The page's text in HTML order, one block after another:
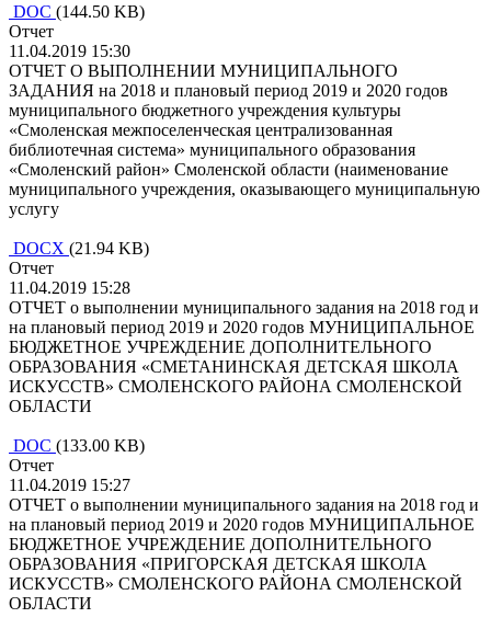
DOC (144.50 KB)
Отчет
11.04.2019 15:30
ОТЧЕТ О ВЫПОЛНЕНИИ МУНИЦИПАЛЬНОГО
ЗАДАНИЯ на 2018 и плановый период 2019 и 2020 годов
муниципального бюджетного учреждения культуры
«Смоленская межпоселенческая централизованная
библиотечная система» муниципального образования
«Смоленский район» Смоленской области (наименование
муниципального учреждения, оказывающего муниципальную
услугу
DOCX (21.94 KB)
Отчет
11.04.2019 15:28
ОТЧЕТ о выполнении муниципального задания на 2018 год и
на плановый период 2019 и 2020 годов МУНИЦИПАЛЬНОЕ
БЮДЖЕТНОЕ УЧРЕЖДЕНИЕ ДОПОЛНИТЕЛЬНОГО
ОБРАЗОВАНИЯ «СМЕТАНИНСКАЯ ДЕТСКАЯ ШКОЛА
ИСКУССТВ» СМОЛЕНСКОГО РАЙОНА СМОЛЕНСКОЙ
ОБЛАСТИ
DOC (133.00 KB)
Отчет
11.04.2019 15:27
ОТЧЕТ о выполнении муниципального задания на 2018 год и
на плановый период 2019 и 2020 годов МУНИЦИПАЛЬНОЕ
БЮДЖЕТНОЕ УЧРЕЖДЕНИЕ ДОПОЛНИТЕЛЬНОГО
ОБРАЗОВАНИЯ «ПРИГОРСКАЯ ДЕТСКАЯ ШКОЛА
ИСКУССТВ» СМОЛЕНСКОГО РАЙОНА СМОЛЕНСКОЙ
ОБЛАСТИ